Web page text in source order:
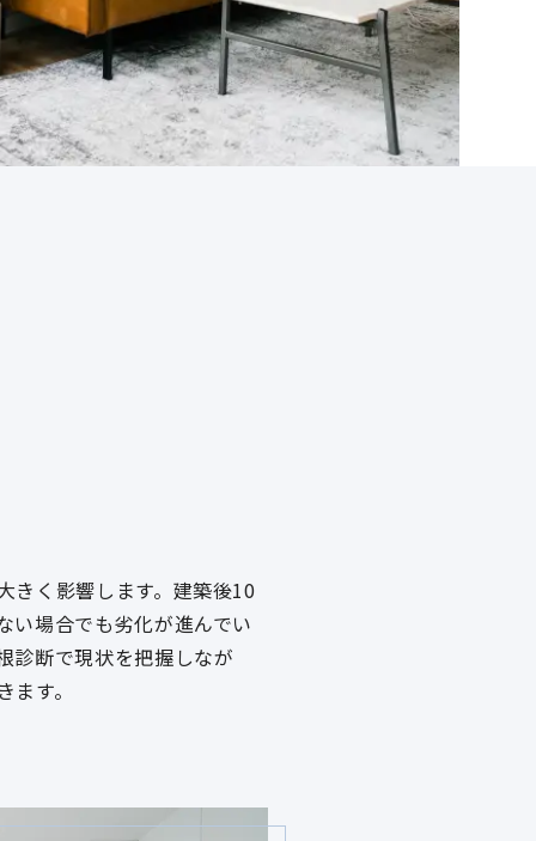
きく影響します。建築後10
い場合でも劣化が進んでい
診断で現状を把握しなが
す。